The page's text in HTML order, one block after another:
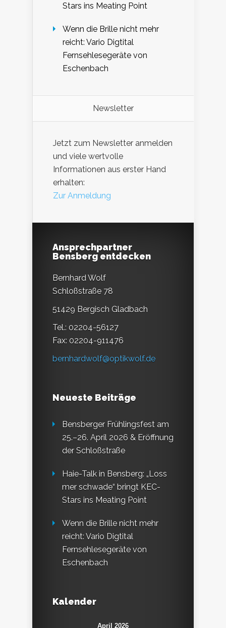
Stars ins Meating Point
Wenn die Brille nicht mehr
reicht: Vario Digtital
Fernsehlesegeräte von
Eschenbach
Newsletter
Jetzt zum Newsletter anmelden
und viele wertvolle
Informationen aus erster Hand
erhalten:
Zur Anmeldung
Ansprechpartner
Bensberg entdecken
Bernhard Wolf
Schloßstraße 78
51429 Bergisch Gladbach
Tel.: 02204-56127
Fax: 02204-911476
bernhardwolf@optikwolf.de
Neueste Beiträge
Bensberger Frühlingsfest am
25.–26. April 2026 & Eröffnung
der Schloßstraße
Haie-Talk in Bensberg: „Loss
mer schwade“ bringt KEC-
Stars ins Meating Point
Wenn die Brille nicht mehr
reicht: Vario Digtital
Fernsehlesegeräte von
Eschenbach
Kalender
April 2026